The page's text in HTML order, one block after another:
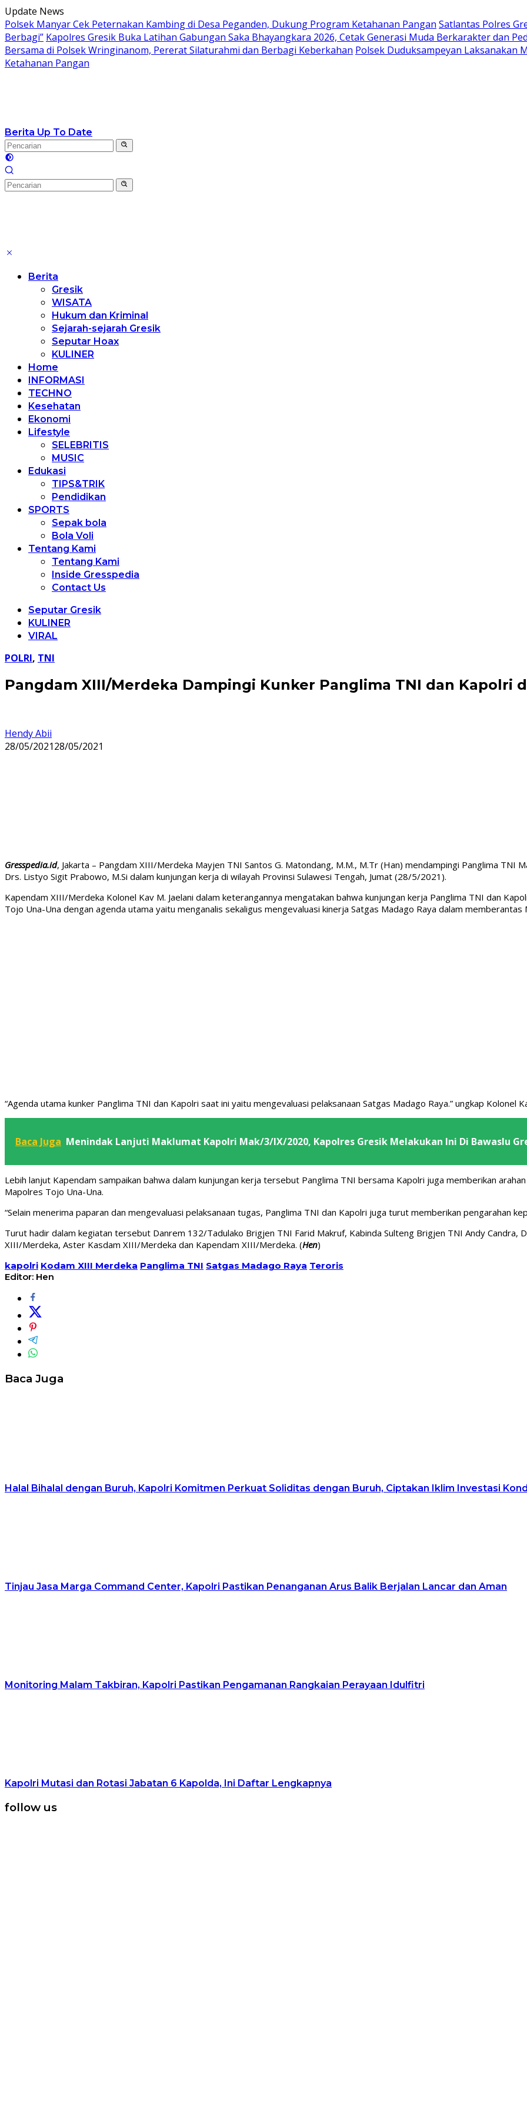
Langsung
ke
konten
Update News
Polsek Manyar Cek Peternakan Kambing di Desa Peganden, Dukung Program Ketahanan Pangan Satlantas Polres
Berbagi” Kapolres Gresik Buka Latihan Gabungan Saka Bhayangkara 2026, Cetak Generasi Muda Berkarakter dan
Bersama di Polsek Wringinanom, Pererat Silaturahmi dan Berbagi Keberkahan Polsek Duduksampeyan Laksanakan
Ketahanan Pangan
Berita Up To Date
Berita
Gresik
WISATA
Hukum dan Kriminal
Sejarah-sejarah Gresik
Seputar Hoax
KULINER
Home
INFORMASI
TECHNO
Kesehatan
Ekonomi
Lifestyle
SELEBRITIS
MUSIC
Edukasi
TIPS&TRIK
Pendidikan
SPORTS
Sepak bola
Bola Voli
Tentang Kami
Tentang Kami
Inside Gresspedia
Contact Us
Seputar Gresik
KULINER
VIRAL
POLRI, TNI
Pangdam XIII/Merdeka Dampingi Kunker Panglima TNI dan Kapolri
Hendy Abii
28/05/202128/05/2021
Gresspedia.id, Jakarta – Pangdam XIII/Merdeka Mayjen TNI Santos G. Matondang, M.M., M.Tr (Han) mendampingi Panglima TNI
Drs. Listyo Sigit Prabowo, M.Si dalam kunjungan kerja di wilayah Provinsi Sulawesi Tengah, Jumat (28/5/2021).
Kapendam XIII/Merdeka Kolonel Kav M. Jaelani dalam keterangannya mengatakan bahwa kunjungan kerja Panglima TNI dan
Tojo Una-Una dengan agenda utama yaitu menganalis sekaligus mengevaluasi kinerja Satgas Madago Raya dalam memberantas
“Agenda utama kunker Panglima TNI dan Kapolri saat ini yaitu mengevaluasi pelaksanaan Satgas Madago Raya.” ungkap Kolonel
Baca Juga Menindak Lanjuti Maklumat Kapolri Mak/3/IX/2020, Kapolres Gresik Melakukan Ini Di Bawaslu
Lebih lanjut Kapendam sampaikan bahwa dalam kunjungan kerja tersebut Panglima TNI bersama Kapolri juga memberikan
Mapolres Tojo Una-Una.
“Selain menerima paparan dan mengevaluasi pelaksanaan tugas, Panglima TNI dan Kapolri juga turut memberikan pengarahan
Turut hadir dalam kegiatan tersebut Danrem 132/Tadulako Brigjen TNI Farid Makruf, Kabinda Sulteng Brigjen TNI Andy Candra,
XIII/Merdeka, Aster Kasdam XIII/Merdeka dan Kapendam XIII/Merdeka. (Hen)
kapolri Kodam XIII Merdeka Panglima TNI Satgas Madago Raya Teroris
Editor: Hen
Baca Juga
Halal Bihalal dengan Buruh, Kapolri Komitmen Perkuat Soliditas dengan Buruh, Ciptakan Iklim Investasi
Tinjau Jasa Marga Command Center, Kapolri Pastikan Penanganan Arus Balik Berjalan Lancar dan Aman
Monitoring Malam Takbiran, Kapolri Pastikan Pengamanan Rangkaian Perayaan Idulfitri
Kapolri Mutasi dan Rotasi Jabatan 6 Kapolda, Ini Daftar Lengkapnya
follow us